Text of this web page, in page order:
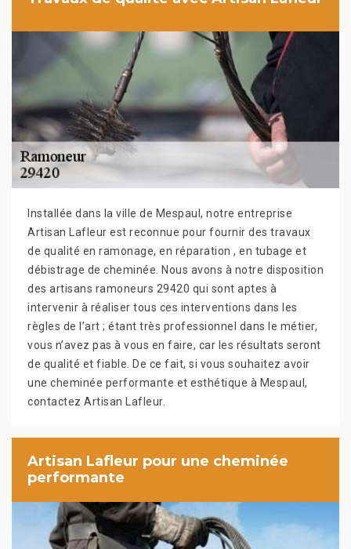
Installée dans la ville de Mespaul, notre entreprise
Artisan Lafleur est reconnue pour fournir des travaux
de qualité en ramonage, en réparation , en tubage et
débistrage de cheminée. Nous avons à notre disposition
des artisans ramoneurs 29420 qui sont aptes à
intervenir à réaliser tous ces interventions dans les
règles de l’art ; étant très professionnel dans le métier,
vous n’avez pas à vous en faire, car les résultats seront
de qualité et fiable. De ce fait, si vous souhaitez avoir
une cheminée performante et esthétique à Mespaul,
contactez Artisan Lafleur.
Artisan Lafleur pour une cheminée
performante